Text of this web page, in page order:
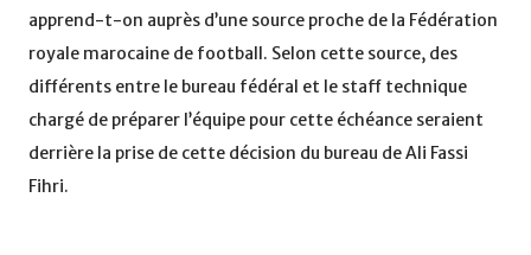
apprend-t-on auprès d’une source proche de la Fédération
royale marocaine de football. Selon cette source, des
différents entre le bureau fédéral et le staff technique
chargé de préparer l’équipe pour cette échéance seraient
derrière la prise de cette décision du bureau de Ali Fassi
Fihri.